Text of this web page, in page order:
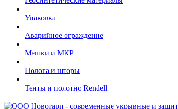
Упаковка
Аварийное ограждение
Мешки и МКР
Полога и шторы
Тенты и полотно Rendell